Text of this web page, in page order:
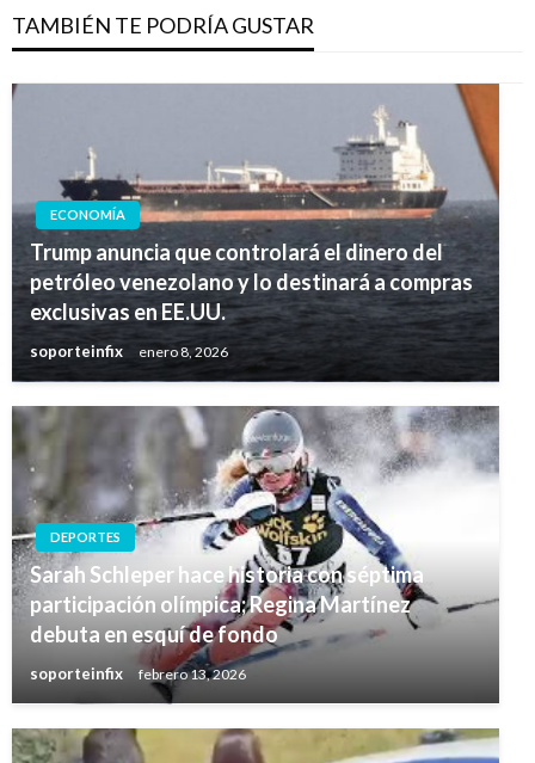
TAMBIÉN TE PODRÍA GUSTAR
ECONOMÍA
Trump anuncia que controlará el dinero del
petróleo venezolano y lo destinará a compras
exclusivas en EE.UU.
soporteinfix enero 8, 2026
DEPORTES
Sarah Schleper hace historia con séptima
participación olímpica; Regina Martínez
debuta en esquí de fondo
soporteinfix febrero 13, 2026